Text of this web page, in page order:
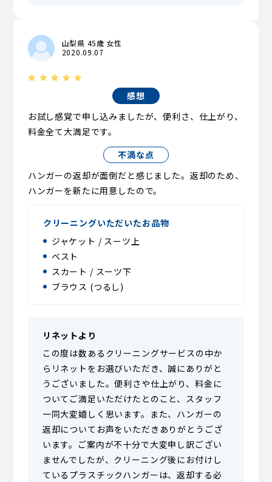
山梨県 45歳 女性
2020.09.07
感想
お試し感覚で申し込みましたが、便利さ、仕上がり、
料金全て大満足です。
不満な点
ハンガーの返却が面倒だと感じました。返却のため、
ハンガーを新たに用意したので。
クリーニングいただいたお品物
ジャケット / スーツ上
ベスト
スカート / スーツ下
ブラウス (つるし)
リネットより
この度は数あるクリーニングサービスの中か
らリネットをお選びいただき、誠にありがと
うございました。便利さや仕上がり、料金に
ついてご満足いただけたとのこと、スタッフ
一同大変嬉しく思います。また、ハンガーの
返却についてお声をいただきありがとうござ
います。ご案内が不十分で大変申し訳ござい
ませんでしたが、クリーニング後にお付けし
ているプラスチックハンガーは、返却する必